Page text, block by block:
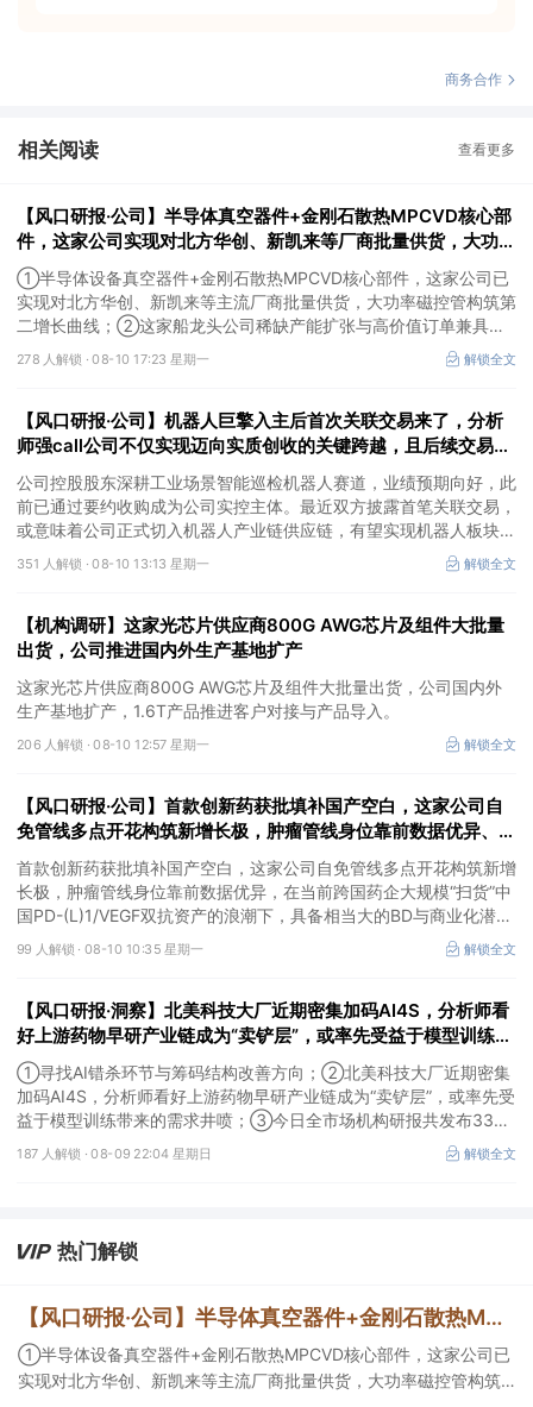
商务合作
相关阅读 查看更多
【风口研报·公司】半导体真空器件+金刚石散热MPCVD核心部
件，这家公司实现对北方华创、新凯来等厂商批量供货，大功率
磁控管助力AI散热；这家造船龙头稀缺产能扩张与高价值订单兼
具，远期业绩弹性持续增强
①半导体设备真空器件+金刚石散热MPCVD核心部件，这家公司已
实现对北方华创、新凯来等主流厂商批量供货，大功率磁控管构筑第
二增长曲线；②这家船龙头公司稀缺产能扩张与高价值订单兼具，
核心发动机自供且有望外销，当前远期业绩弹性持续增强。
278 人解锁 ·08-10 17:23 星期一 解锁全文
【风口研报·公司】机器人巨擎入主后首次关联交易来了，分析
师强call公司不仅实现迈向实质创收的关键跨越，且后续交易规
模有望持续扩大，长期增长想象空间已打开
公司控股股东深耕工业场景智能巡检机器人赛道，业绩预期向好，此
前已通过要约收购成为公司实控主体。最近双方披露首笔关联交易，
或意味着公司正式切入机器人产业链供应链，有望实现机器人板块从
业务布局迈向实质创收的关键跨越，长期打开机器人业务营收增长想
象空间。
351 人解锁 ·08-10 13:13 星期一 解锁全文
【机构调研】这家光芯片供应商800G AWG芯片及组件大批量
出货，公司推进国内外生产基地扩产
这家光芯片供应商800G AWG芯片及组件大批量出货，公司国内外
生产基地扩产，1.6T产品推进客户对接与产品导入。
206 人解锁 ·08-10 12:57 星期一 解锁全文
【风口研报·公司】首款创新药获批填补国产空白，这家公司自
免管线多点开花构筑新增长极，肿瘤管线身位靠前数据优异、展
现BD与商业化潜力
首款创新药获批填补国产空白，这家公司自免管线多点开花构筑新增
长极，肿瘤管线身位靠前数据优异，在当前跨国药企大规模“扫货”中
国PD-(L)1/VEGF双抗资产的浪潮下，具备相当大的BD与商业化潜
力。
99 人解锁 · 08-10 10:35 星期一 解锁全文
【风口研报·洞察】北美科技大厂近期密集加码AI4S，分析师看
好上游药物早研产业链成为“卖铲层”，或率先受益于模型训练带
来的需求井喷；寻找AI错杀环节与筹码结构改善方向
①寻找AI错杀环节与筹码结构改善方向；②北美科技大厂近期密集
加码AI4S，分析师看好上游药物早研产业链成为“卖铲层”，或率先受
益于模型训练带来的需求井喷；③今日全市场机构研报共发布334
篇，九安医疗评级得到上调，28家公司获得首度覆盖，其中欧圣电
气、思瑞浦获新财富分析师深度覆盖；④在个股机构关注度排行
187 人解锁 ·08-09 22:04 星期日 解锁全文
热门解锁
【风口研报·公司】半导体真空器件+金刚石散热MPCVD核心部件，这家公司实现对北方华创、新凯来等厂商批量供货，大功率磁控管助力AI散热；这家造船龙头稀缺产能扩张与高价值订单兼具，远期业绩弹性持续增强
①半导体设备真空器件+金刚石散热MPCVD核心部件，这家公司已
实现对北方华创、新凯来等主流厂商批量供货，大功率磁控管构筑